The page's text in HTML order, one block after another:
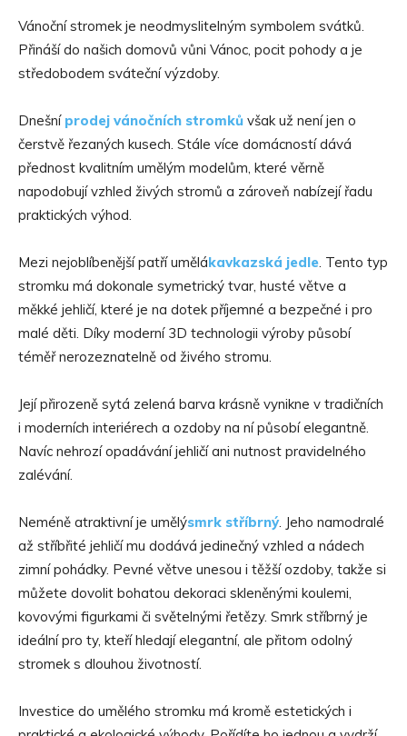
Vánoční stromek je neodmyslitelným symbolem svátků.
Přináší do našich domovů vůni Vánoc, pocit pohody a je
středobodem sváteční výzdoby.
Dnešní prodej vánočních stromků však už není jen o
čerstvě řezaných kusech. Stále více domácností dává
přednost kvalitním umělým modelům, které věrně
napodobují vzhled živých stromů a zároveň nabízejí řadu
praktických výhod.
Mezi nejoblíbenější patří umělákavkazská jedle. Tento typ
stromku má dokonale symetrický tvar, husté větve a
měkké jehličí, které je na dotek příjemné a bezpečné i pro
malé děti. Díky moderní 3D technologii výroby působí
téměř nerozeznatelně od živého stromu.
Její přirozeně sytá zelená barva krásně vynikne v tradičních
i moderních interiérech a ozdoby na ní působí elegantně.
Navíc nehrozí opadávání jehličí ani nutnost pravidelného
zalévání.
Neméně atraktivní je umělýsmrk stříbrný. Jeho namodralé
až stříbřité jehličí mu dodává jedinečný vzhled a nádech
zimní pohádky. Pevné větve unesou i těžší ozdoby, takže si
můžete dovolit bohatou dekoraci skleněnými koulemi,
kovovými figurkami či světelnými řetězy. Smrk stříbrný je
ideální pro ty, kteří hledají elegantní, ale přitom odolný
stromek s dlouhou životností.
Investice do umělého stromku má kromě estetických i